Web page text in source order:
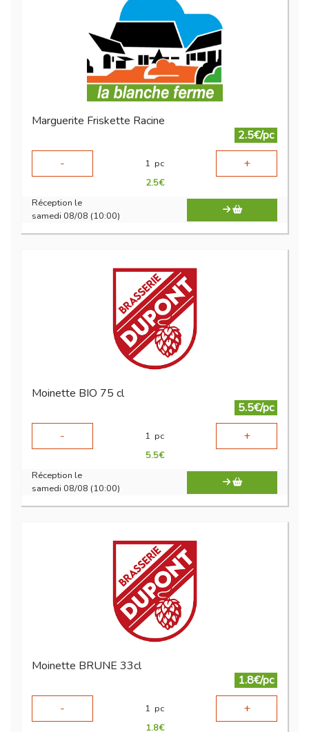
Marguerite Friskette Racine
2.5€/pc
-
1 pc +
2.5€
Réception le
samedi 08/08 (10:00)
Moinette BIO 75 cl
5.5€/pc
-
1 pc +
5.5€
Réception le
samedi 08/08 (10:00)
Moinette BRUNE 33cl
1.8€/pc
-
1 pc +
1.8€